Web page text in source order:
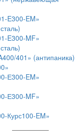
E300-EM»
E300-MF»
401» (антипаника)
Е300-EM»
Е300-MF»
Курс100-EM»